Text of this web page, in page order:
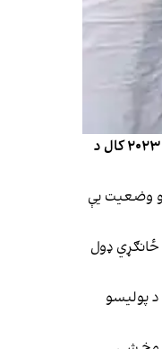
د ملګرو ملتونو د شکنجې پر ضد کمېټې په پاکستان کې د افغان کډوالو د جبري ویستنې، ځورونې او ناوړه چلند په اړه اندېښنه څرګنده کړې او له اسلام‌اباده یې غوښتي چې د ۲۰۲۳ کال د
وضعیت یې
له مخې د افغان اتباعو، په ځانګړي ډول
پولیسو